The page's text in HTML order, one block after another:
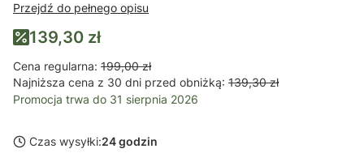
Przejdź do pełnego opisu
139,30 zł
Cena regularna: 199,00 zł
Najniższa cena z 30 dni przed obniżką: 139,30 zł
Promocja trwa do 31 sierpnia 2026
Czas wysyłki:24 godzin